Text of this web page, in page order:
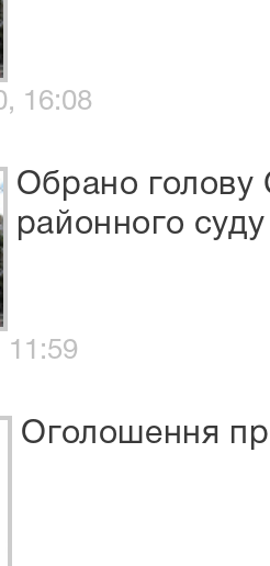
16:08
Обрано голову
районного
11:59
Оголошення